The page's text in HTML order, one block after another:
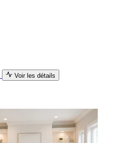
Voir les détails